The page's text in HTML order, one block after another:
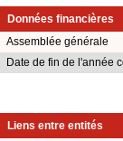
Données financières
Assemblée générale
Date de fin de l'année
Liens entre entités